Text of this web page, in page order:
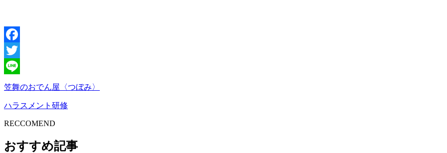
Facebook
Twitter
Line
笠舞のおでん屋〈つぼみ〉
ハラスメント研修
RECCOMEND
おすすめ記事